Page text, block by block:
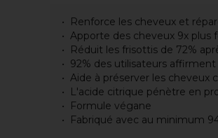
Renforce les cheveux et
Apporte des cheveux 9x plus
Réduit les frisottis de 72%
92% des utilisateurs
Aide à préserver les cheveux
L'acide citrique pénètre en
Formule végane
Fabriqué avec au minimum